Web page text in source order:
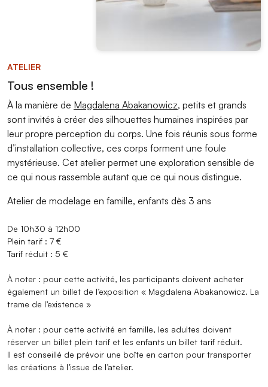
ATELIER
Tous ensemble !
À la manière de Magdalena Abakanowicz, petits et grands
sont invités à créer des silhouettes humaines inspirées par
leur propre perception du corps. Une fois réunis sous forme
d’installation collective, ces corps forment une foule
mystérieuse. Cet atelier permet une exploration sensible de
ce qui nous rassemble autant que ce qui nous distingue.
Atelier de modelage en famille, enfants dès 3 ans
De 10h30 à 12h00
Plein tarif : 7 €
Tarif réduit : 5 €
À noter : pour cette activité, les participants doivent acheter
également un billet de l’exposition « Magdalena Abakanowicz. La
trame de l’existence »
À noter : pour cette activité en famille, les adultes doivent
réserver un billet plein tarif et les enfants un billet tarif réduit.
Il est conseillé de prévoir une boîte en carton pour transporter
les créations à l’issue de l’atelier.